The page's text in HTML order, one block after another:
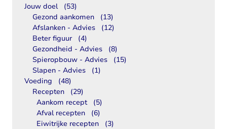
Jouw doel
(53)
Gezond aankomen
(13)
Afslanken - Advies
(12)
Beter figuur
(4)
Gezondheid - Advies
(8)
Spieropbouw - Advies
(15)
Slapen - Advies
(1)
Voeding
(48)
Recepten
(29)
Aankom recept
(5)
Afval recepten
(6)
Eiwitrijke recepten
(3)